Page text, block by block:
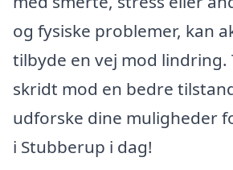
og fysiske problemer, kan
tilbyde en vej mod lindring.
skridt mod en bedre
udforske dine muligheder
i Stubberup i dag!